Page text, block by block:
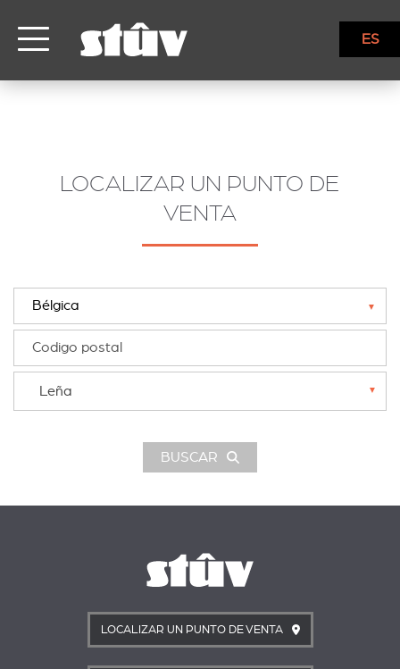
ES
LOCALIZAR UN PUNTO DE
VENTA
▼
Leña
BUSCAR
LOCALIZAR UN PUNTO DE VENTA